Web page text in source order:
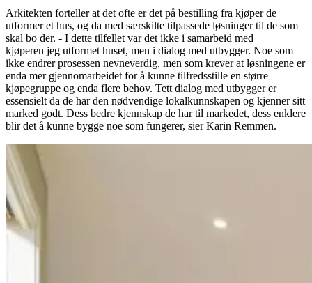
Arkitekten forteller at det ofte er det på bestilling fra kjøper de
utformer et hus, og da med særskilte tilpassede løsninger til de som
skal bo der. - I dette tilfellet var det ikke i samarbeid med
kjøperen jeg utformet huset, men i dialog med utbygger. Noe som
ikke endrer prosessen nevneverdig, men som krever at løsningene er
enda mer gjennomarbeidet for å kunne tilfredsstille en større
kjøpegruppe og enda flere behov. Tett dialog med utbygger er
essensielt da de har den nødvendige lokalkunnskapen og kjenner sitt
marked godt. Dess bedre kjennskap de har til markedet, dess enklere
blir det å kunne bygge noe som fungerer, sier Karin Remmen.